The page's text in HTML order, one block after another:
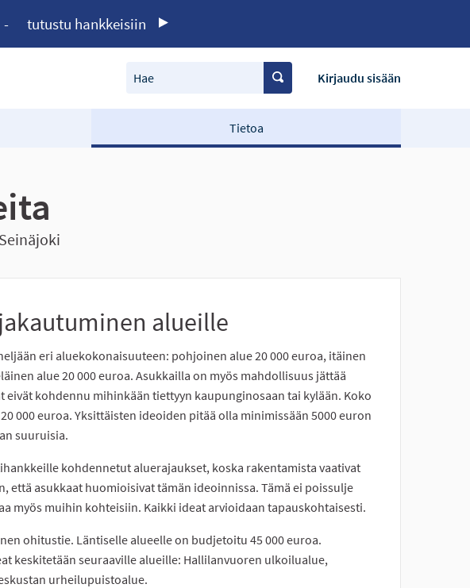
- tutustu hankkeisiin
Hae Kirjaudu sisään
Tietoa
alueille
eri aluekokonaisuuteen: pohjoinen alue 20 000 euroa, itäinen
alue 20 000 euroa. Asukkailla on myös mahdollisuus jättää
kohdennu mihinkään tiettyyn kaupunginosaan tai kylään. Koko
000 euroa. Yksittäisten ideoiden pitää olla minimissään 5000 euron
suuruisia.
kohdennetut aluerajaukset, koska rakentamista vaativat
että asukkaat huomioisivat tämän ideoinnissa. Tämä ei poissulje
myös muihin kohteisiin. Kaikki ideat arvioidaan tapauskohtaisesti.
ohitustie. Läntiselle alueelle on budjetoitu 45 000 euroa.
keskitetään seuraaville alueille: Hallilanvuoren ulkoilualue,
urheilupuistoalue.